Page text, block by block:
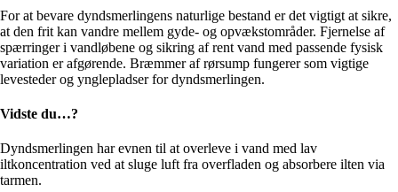
For at bevare dyndsmerlingens naturlige bestand er det vigtigt at sikre,
at den frit kan vandre mellem gyde- og opvækstområder. Fjernelse af
spærringer i vandløbene og sikring af rent vand med passende fysisk
variation er afgørende. Bræmmer af rørsump fungerer som vigtige
levesteder og ynglepladser for dyndsmerlingen.
Vidste du…?
Dyndsmerlingen har evnen til at overleve i vand med lav
iltkoncentration ved at sluge luft fra overfladen og absorbere ilten via
tarmen.